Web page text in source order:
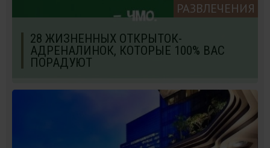
РАЗВЛЕЧЕНИЯ
28 ЖИЗНЕННЫХ ОТКРЫТОК-
АДРЕНАЛИНОК, КОТОРЫЕ 100% ВАС
ПОРАДУЮТ